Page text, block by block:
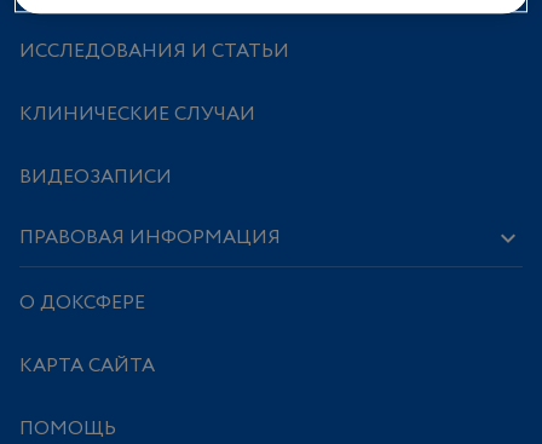
ИССЛЕДОВАНИЯ И СТАТЬИ
КЛИНИЧЕСКИЕ СЛУЧАИ
ВИДЕОЗАПИСИ
ПРАВОВАЯ ИНФОРМАЦИЯ
О ДОКСФЕРЕ
КАРТА САЙТА
ПОМОЩЬ